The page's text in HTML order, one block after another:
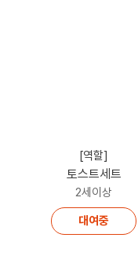
[역할]
토스트세트
2세이상
대여중